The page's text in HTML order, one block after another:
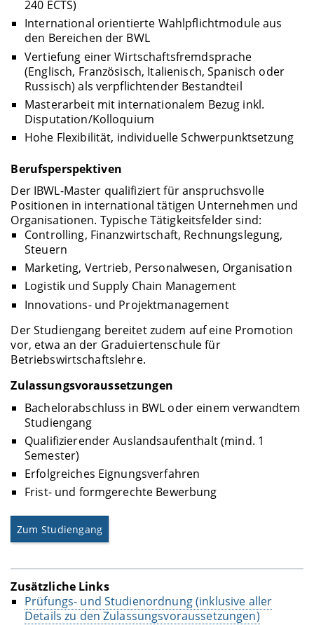
240 ECTS)
International orientierte Wahlpflichtmodule aus
den Bereichen der BWL
Vertiefung einer Wirtschaftsfremdsprache
(Englisch, Französisch, Italienisch, Spanisch oder
Russisch) als verpflichtender Bestandteil
Masterarbeit mit internationalem Bezug inkl.
Disputation/Kolloquium
Hohe Flexibilität, individuelle Schwerpunktsetzung
Berufsperspektiven
Der IBWL-Master qualifiziert für anspruchsvolle
Positionen in international tätigen Unternehmen und
Organisationen. Typische Tätigkeitsfelder sind:
Controlling, Finanzwirtschaft, Rechnungslegung,
Steuern
Marketing, Vertrieb, Personalwesen, Organisation
Logistik und Supply Chain Management
Innovations- und Projektmanagement
Der Studiengang bereitet zudem auf eine Promotion
vor, etwa an der Graduiertenschule für
Betriebswirtschaftslehre.
Zulassungsvoraussetzungen
Bachelorabschluss in BWL oder einem verwandtem
Studiengang
Qualifizierender Auslandsaufenthalt (mind. 1
Semester)
Erfolgreiches Eignungsverfahren
Frist- und formgerechte Bewerbung
Zum Studiengang
Zusätzliche Links
Prüfungs- und Studienordnung (inklusive aller
Details zu den Zulassungsvoraussetzungen)